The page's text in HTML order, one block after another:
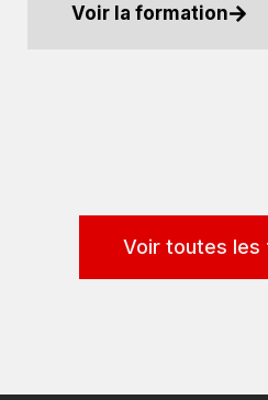
Voir la formation
Voir toutes les